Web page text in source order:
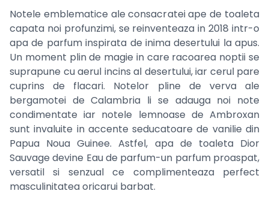
Notele emblematice ale consacratei ape de toaleta
capata noi profunzimi, se reinventeaza in 2018 intr-o
apa de parfum inspirata de inima desertului la apus.
Un moment plin de magie in care racoarea noptii se
suprapune cu aerul incins al desertului, iar cerul pare
cuprins de flacari. Notelor pline de verva ale
bergamotei de Calambria li se adauga noi note
condimentate iar notele lemnoase de Ambroxan
sunt invaluite in accente seducatoare de vanilie din
Papua Noua Guinee. Astfel, apa de toaleta Dior
Sauvage devine Eau de parfum-un parfum proaspat,
versatil si senzual ce complimenteaza perfect
masculinitatea oricarui barbat.